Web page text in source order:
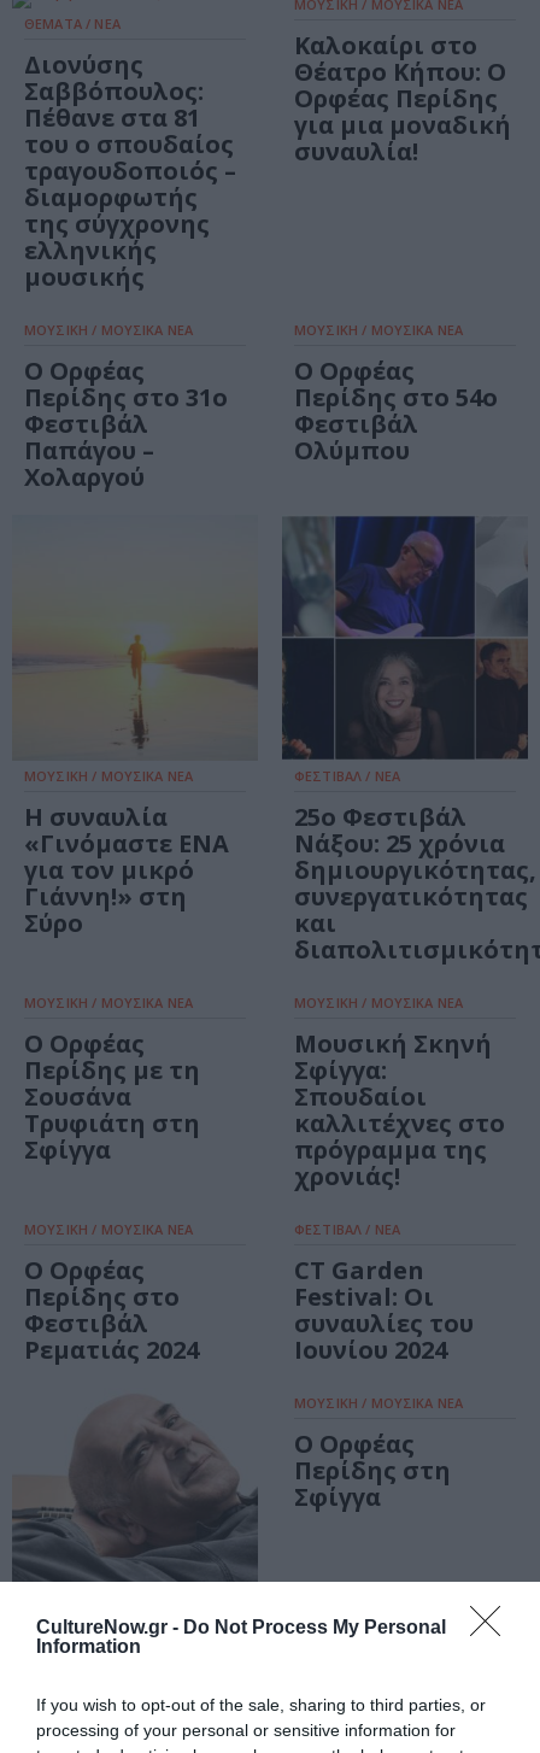
CultureNow.gr - Do Not Process My Personal
Information
If you wish to opt-out of the sale, sharing to third parties, or
processing of your personal or sensitive information for
ΘΕΜΑΤΑ / ΝΕΑ
Διονύσης
Σαββόπουλος:
Πέθανε στα 81
του ο σπουδαίος
τραγουδοποιός –
διαμορφωτής
της σύγχρονης
ελληνικής
μουσικής
ΜΟΥΣΙΚΗ / ΜΟΥΣΙΚΑ ΝΕΑ
Καλοκαίρι στο
Θέατρο Κήπου: Ο
Ορφέας Περίδης
για μια μοναδική
συναυλία!
ΜΟΥΣΙΚΗ / ΜΟΥΣΙΚΑ ΝΕΑ
Ο Ορφέας
Περίδης στο 31ο
Φεστιβάλ
Παπάγου –
Χολαργού
ΜΟΥΣΙΚΗ / ΜΟΥΣΙΚΑ ΝΕΑ
Ο Ορφέας
Περίδης στο 54ο
Φεστιβάλ
Ολύμπου
ΜΟΥΣΙΚΗ / ΜΟΥΣΙΚΑ ΝΕΑ
Η συναυλία
«Γινόμαστε ΕΝΑ
για τον μικρό
Γιάννη!» στη
Σύρο
ΦΕΣΤΙΒΑΛ / ΝΕΑ
25ο Φεστιβάλ
Νάξου: 25 χρόνια
δημιουργικότητας,
συνεργατικότητας
και
ΜΟΥΣΙΚΗ / ΜΟΥΣΙΚΑ ΝΕΑ
Ο Ορφέας
Περίδης με τη
Σουσάνα
Τρυφιάτη στη
Σφίγγα
ΜΟΥΣΙΚΗ / ΜΟΥΣΙΚΑ ΝΕΑ
Μουσική Σκηνή
Σφίγγα:
Σπουδαίοι
καλλιτέχνες στο
πρόγραμμα της
χρονιάς!
ΜΟΥΣΙΚΗ / ΜΟΥΣΙΚΑ ΝΕΑ
Ο Ορφέας
Περίδης στο
Φεστιβάλ
Ρεματιάς 2024
ΦΕΣΤΙΒΑΛ / ΝΕΑ
CT Garden
Festival: Οι
συναυλίες του
Ιουνίου 2024
ΜΟΥΣΙΚΗ / ΜΟΥΣΙΚΑ ΝΕΑ
Περίδης στο
Μύλος club
ΜΟΥΣΙΚΗ / ΜΟΥΣΙΚΑ ΝΕΑ
Ο Ορφέας
Περίδης στη
Σφίγγα